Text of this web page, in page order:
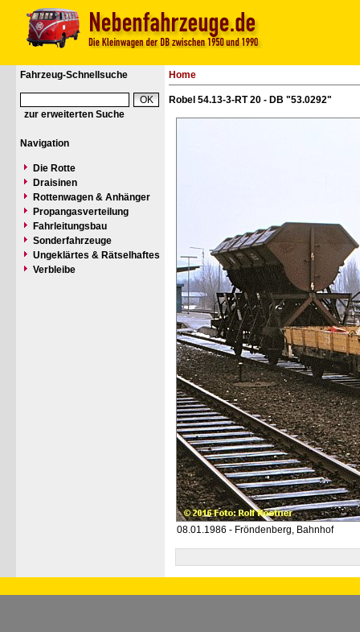
Fahrzeug-Schnellsuche
zur erweiterten Suche
Navigation
Die Rotte
Draisinen
Rottenwagen & Anhänger
Propangasverteilung
Fahrleitungsbau
Sonderfahrzeuge
Ungeklärtes & Rätselhaftes
Verbleibe
Home
Robel 54.13-3-RT 20 - DB "53.0292"
08.01.1986 - Fröndenberg, Bahnhof